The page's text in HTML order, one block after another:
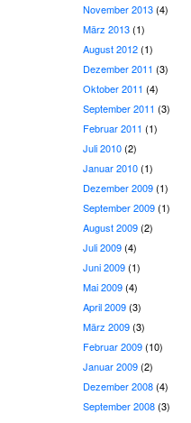
November 2013(4)
März 2013(1)
August 2012(1)
Dezember 2011 (3)
Oktober 2011 (4)
September 2011 (3)
Februar 2011 (1)
Juli 2010(2)
Januar 2010(1)
Dezember 2009(1)
September 2009(1)
August 2009(2)
Juli 2009(4)
Juni 2009(1)
Mai 2009(4)
April 2009(3)
März 2009(3)
Februar 2009(10)
Januar 2009(2)
Dezember 2008(4)
September 2008(3)